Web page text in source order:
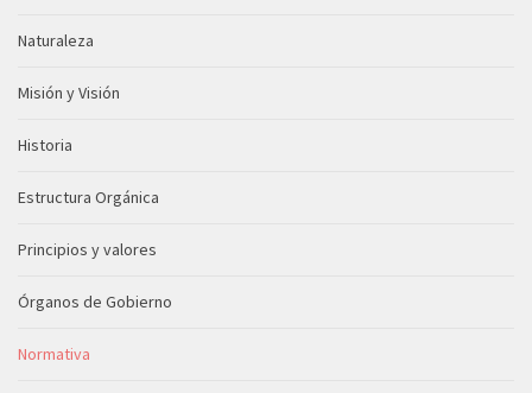
Naturaleza
Misión y Visión
Historia
Estructura Orgánica
Principios y valores
Órganos de Gobierno
Normativa